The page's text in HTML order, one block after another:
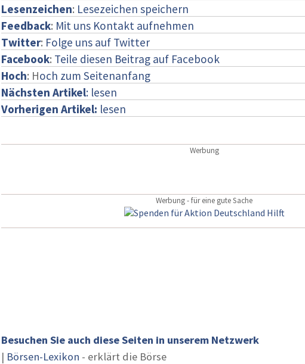
Lesenzeichen: Lesezeichen speichern
Feedback: Mit uns Kontakt aufnehmen
Twitter: Folge uns auf Twitter
Facebook: Teile diesen Beitrag auf Facebook
Hoch: Hoch zum Seitenanfang
Nächsten Artikel: lesen
Vorherigen Artikel: lesen
Werbung
Werbung - für eine gute Sache
Besuchen Sie auch diese Seiten in unserem Netzwerk
| Börsen-Lexikon - erklärt die Börse